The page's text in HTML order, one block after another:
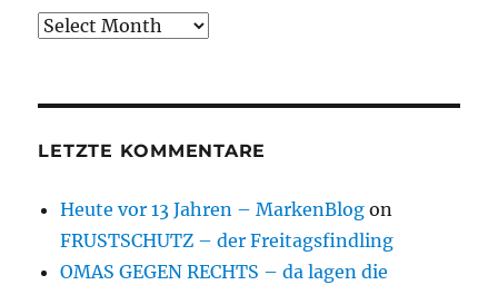
Archive
LETZTE KOMMENTARE
Heute vor 13 Jahren – MarkenBlog on
FRUSTSCHUTZ – der Freitagsfindling
OMAS GEGEN RECHTS – da lagen die